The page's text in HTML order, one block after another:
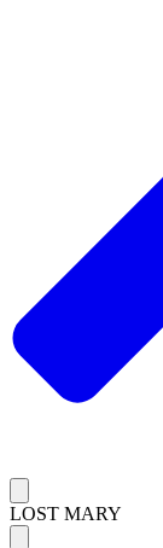
LOST MARY